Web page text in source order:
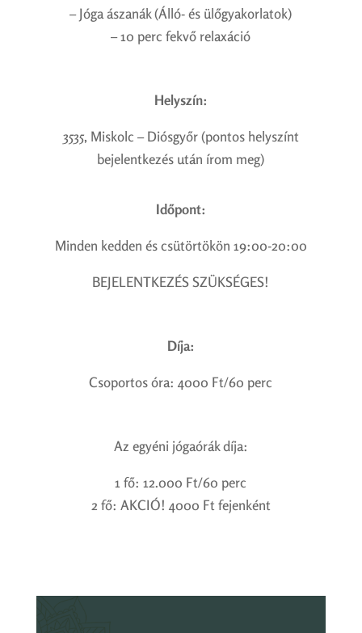
– Jóga ászanák (Álló- és ülőgyakorlatok)
– 10 perc fekvő relaxáció
Helyszín:
3535, Miskolc – Diósgyőr (pontos helyszínt
bejelentkezés után írom meg)
Időpont:
Minden kedden és csütörtökön 19:00-20:00
BEJELENTKEZÉS SZÜKSÉGES!
Díja:
Csoportos óra: 4000 Ft/60 perc
Az egyéni jógaórák díja:
1 fő: 12.000 Ft/60 perc
2 fő: AKCIÓ! 4000 Ft fejenként